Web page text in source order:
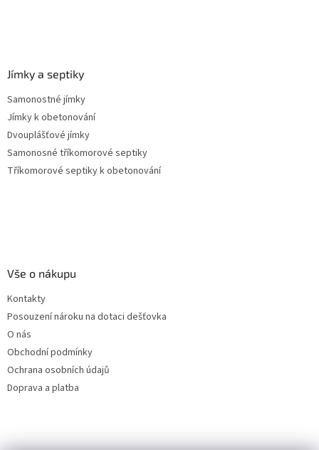
Jímky a septiky
Samonostné jímky
Jímky k obetonování
Dvouplášťové jímky
Samonosné tříkomorové septiky
Tříkomorové septiky k obetonování
Vše o nákupu
Kontakty
Posouzení nároku na dotaci dešťovka
O nás
Obchodní podmínky
Ochrana osobních údajů
Doprava a platba